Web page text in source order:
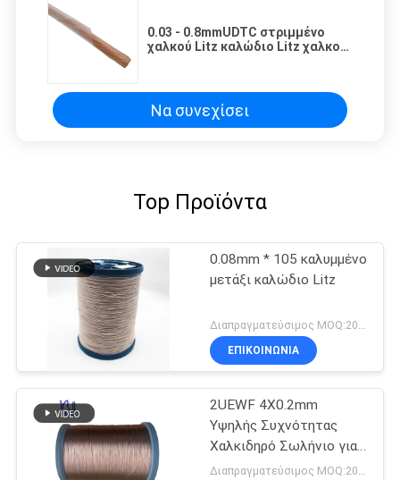
0.03 - 0.8mmUDTC στριμμένο
χαλκού Litz καλώδιο Litz χαλκού
Να συνεχίσει
Top Προϊόντα
0.08mm * 105 καλυμμένο
μετάξι καλώδιο Litz
Διαπραγματεύσιμος MOQ:20 χιλιόγραμμο/χιλιόγραμμα
ΕΠΙΚΟΙΝΩΝΙΑ
2UEWF 4X0.2mm
Υψηλής Συχνότητας
Χαλκιδηρό Σωλήνιο για
Μετασχηματιστή